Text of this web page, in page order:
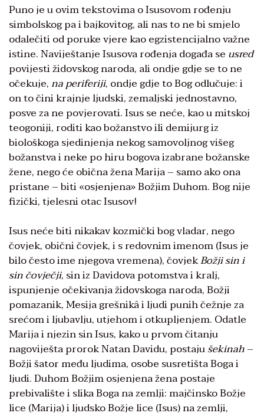
Puno je u ovim tekstovima o Isusovom rođenju
simbolskog pa i bajkovitog, ali nas to ne bi smjelo
odalečiti od poruke vjere kao egzistencijalno važne
istine. Naviještanje Isusova rođenja događa se usred
povijesti židovskog naroda, ali ondje gdje se to ne
očekuje,na periferiji, ondje gdje to Bog odlučuje: i
on to čini krajnje ljudski, zemaljski jednostavno,
posve za ne povjerovati. Isus se neće, kao u mitskoj
teogoniji, roditi kao božanstvo ili demijurg iz
biološkoga sjedinjenja nekog samovoljnog višeg
božanstva i neke po hiru bogova izabrane božanske
žene, nego će obična žena Marija – samo ako ona
pristane – biti «osjenjena» Božjim Duhom. Bog nije
fizički, tjelesni otac Isusov!
Isus neće biti nikakav kozmički bog vladar, nego
čovjek, obični čovjek, i s redovnim imenom (Isus je
bilo često ime njegova vremena), čovjekBožji sin i
sin čovječji, sin iz Davidova potomstva i kralj,
ispunjenje očekivanja židovskoga naroda, Božji
pomazanik, Mesija grešnikâ i ljudi punih čežnje za
srećom i ljubavlju, utjehom i otkupljenjem. Odatle
Marija i njezin sin Isus, kako u prvom čitanju
nagoviješta prorok Natan Davidu, postajušekinah–
Božji šator među ljudima, osobe susretišta Boga i
ljudi. Duhom Božjim osjenjena žena postaje
prebivalište i slika Boga na zemlji: majčinsko Božje
lice (Marija) i ljudsko Božje lice (Isus) na zemlji,